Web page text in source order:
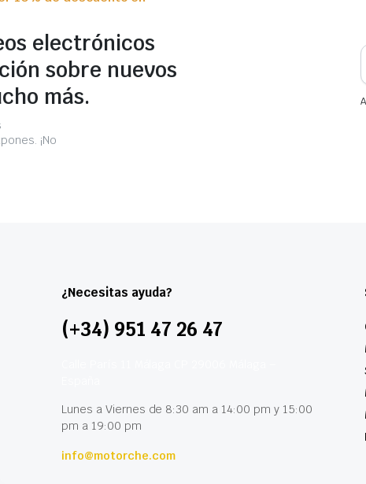
electrónicos
sobre nuevos
más.
¡No
¿Necesitas ayuda?
(+34) 951 47 26 47
Lunes a Viernes de 8:30 am a 14:00 pm y 15:00
pm a 19:00 pm
info@motorche.com